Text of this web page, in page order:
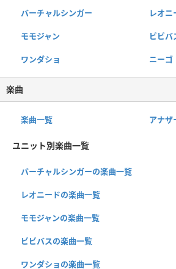
バーチャルシンガー レオニ
モモジャン ビビバ
ワンダショ ニーゴ
楽曲
楽曲一覧 アナザ
ユニット別楽曲一覧
バーチャルシンガーの楽曲一覧
レオニードの楽曲一覧
モモジャンの楽曲一覧
ビビバスの楽曲一覧
ワンダショの楽曲一覧